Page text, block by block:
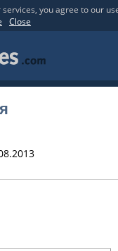
you agree to our
Close